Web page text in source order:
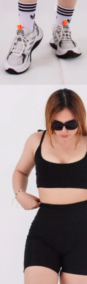
ABRIR
IMAGEN